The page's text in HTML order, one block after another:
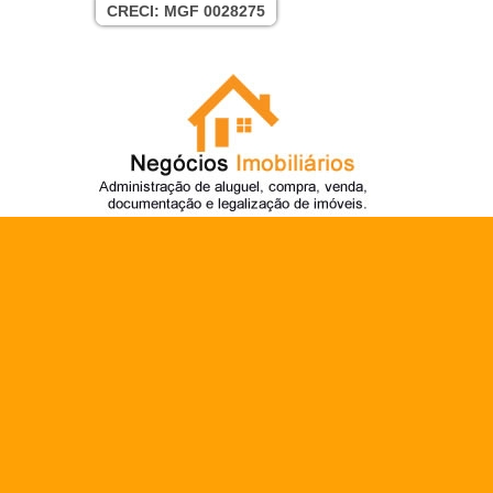
CRECI: MGF 0028275